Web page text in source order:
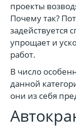
проекты
Почему так?
задействуется
упрощает и
работ.
В число
данной
они из себя